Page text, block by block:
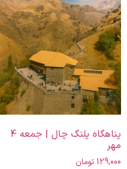
پناهگاه پلنگ چال | جمعه 4
مهر
129,000تومان